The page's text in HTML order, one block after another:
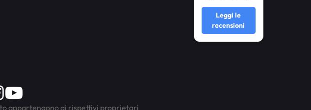
Leggi le
recensioni
Instagram
Youtube
appartengono ai rispettivi proprietari